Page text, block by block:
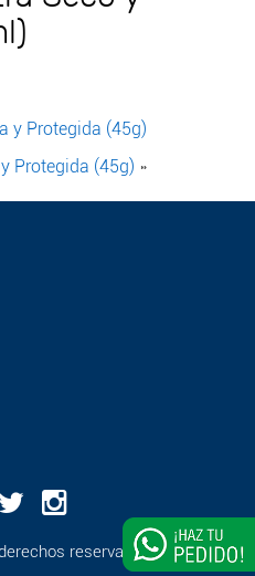
y Protegida (45g)
Protegida (45g) »
reservados